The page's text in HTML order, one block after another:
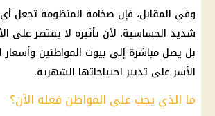
وفي المقابل، فإن ضخامة المنظومة تجعل
شديد الحساسية، لأن تأثيره لا يقتصر على
بل يصل مباشرة إلى بيوت المواطنين وأسعار
الأسر على تدبير احتياجاتها الشهرية.
ما الذي يجب على المواطن فعله الآن؟